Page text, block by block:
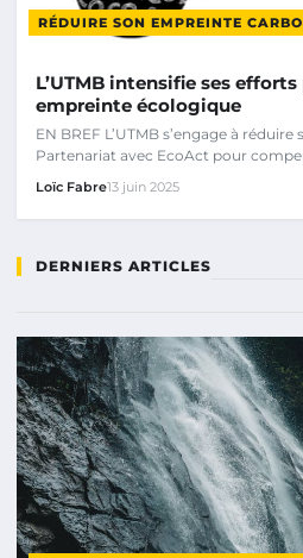
RÉDUIRE SON EMPREINTE
L’UTMB intensifie ses
empreinte écologique
EN BREF L’UTMB s’engage à
Partenariat avec EcoAct pour
Loïc Fabre13 juin 2025
DERNIERS ARTICLES